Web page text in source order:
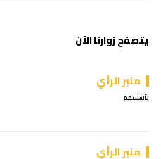
يتصفح زوارنا الآن
منبر الرأي
بألسنتهم
منبر الرأي